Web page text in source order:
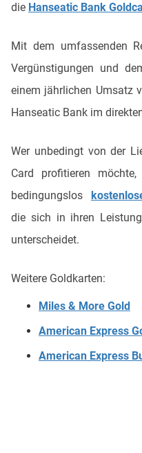
die Hanseatic Bank
Mit dem umfassenden
Vergünstigungen und
einem jährlichen Umsatz
Hanseatic Bank im
Wer unbedingt von der
Card profitieren
bedingungslos
die sich in ihren
unterscheidet.
Weitere Goldkarten:
Miles & More Gold
American Express
American Express